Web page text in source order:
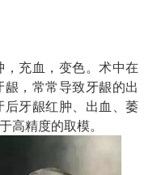
充血，变色。术中在
，常常导致牙龈的出
牙龈红肿、出血、萎
高精度的取模。